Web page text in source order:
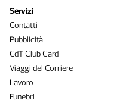
Servizi
Contatti
Pubblicità
CdT Club Card
Viaggi del Corriere
Lavoro
Funebri